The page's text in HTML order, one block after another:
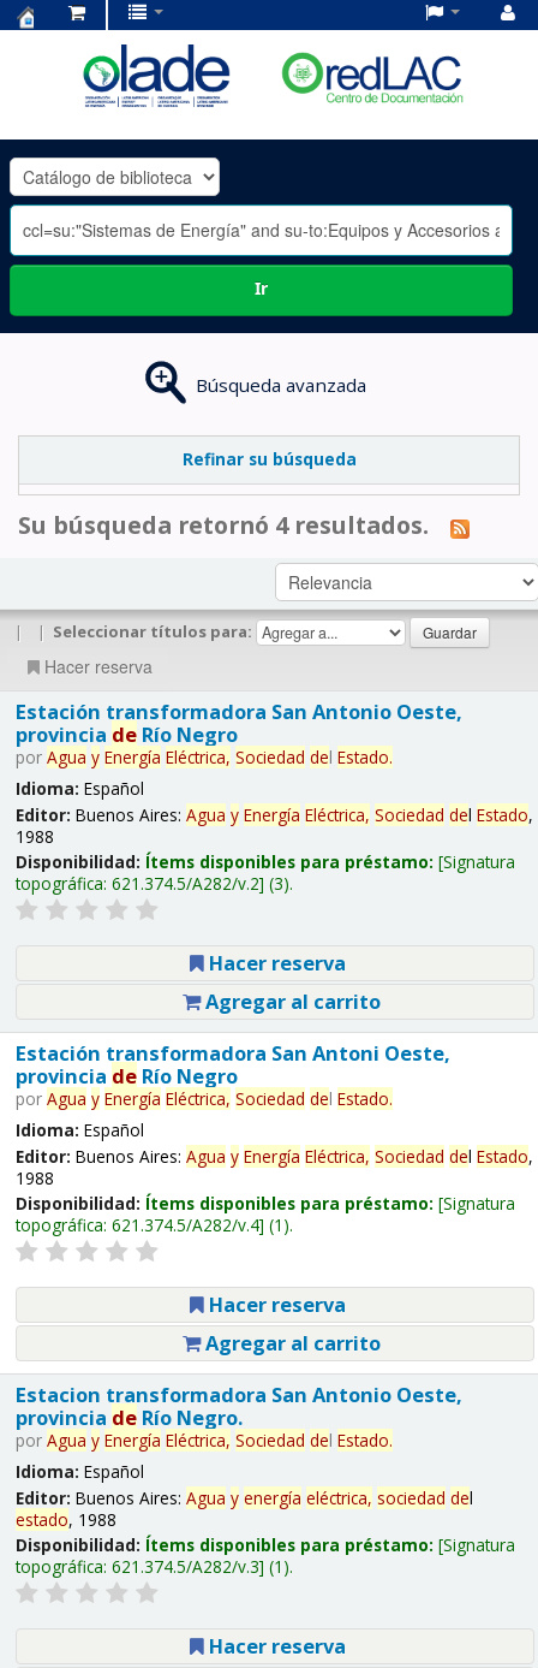
OLADE
-
Ir
Búsqueda avanzada
Refinar su búsqueda
Su búsqueda retornó 4 resultados.
| | Seleccionar títulos para:
Hacer reserva
Estación transformadora San Antonio Oeste,
provincia deRío Negro
por Agua y Energía Eléctrica, Sociedad del Estado.
Idioma: Español
Editor: Buenos Aires: Agua y Energía Eléctrica, Sociedad del Estado,
1988
Disponibilidad: Ítems disponibles para préstamo: Signatura
topográfica: 621.374.5/A282/v.2 (3).
Hacer reserva
Agregar al carrito
Estación transformadora San Antoni Oeste,
provincia deRío Negro
por Agua y Energía Eléctrica, Sociedad del Estado.
Idioma: Español
Editor: Buenos Aires: Agua y Energía Eléctrica, Sociedad del Estado,
1988
Disponibilidad: Ítems disponibles para préstamo: Signatura
topográfica: 621.374.5/A282/v.4 (1).
Hacer reserva
Agregar al carrito
Estacion transformadora San Antonio Oeste,
provincia deRío Negro.
por Agua y Energía Eléctrica, Sociedad del Estado.
Idioma: Español
Editor: Buenos Aires: Agua y energía eléctrica, sociedad del
estado, 1988
Disponibilidad: Ítems disponibles para préstamo: Signatura
topográfica: 621.374.5/A282/v.3 (1).
Hacer reserva